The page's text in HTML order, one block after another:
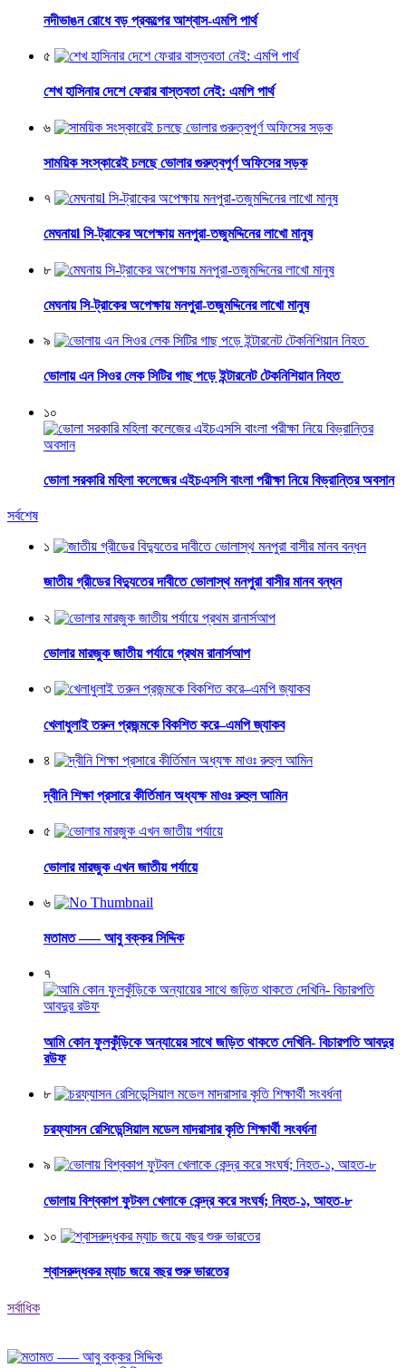
নদীভাঙন রোধে বড় প্রকল্পের আশ্বাস-এমপি পার্থ
৫
শেখ হাসিনার দেশে ফেরার বাস্তবতা নেই: এমপি পার্থ
৬
সাময়িক সংস্কারেই চলছে ভোলার গুরুত্বপূর্ণ অফিসের সড়ক
৭
মেঘনায়l সি-ট্রাকের অপেক্ষায় মনপুরা-তজুমদ্দিনের লাখো মানুষ
৮
মেঘনায় সি-ট্রাকের অপেক্ষায় মনপুরা-তজুমদ্দিনের লাখো মানুষ
৯
ভোলায় এন সিওর লেক সিটির গাছ পড়ে ইন্টারনেট টেকনিশিয়ান নিহত
১০
ভোলা সরকারি মহিলা কলেজের এইচএসসি বাংলা পরীক্ষা নিয়ে বিভ্রান্তির অবসান
সর্বশেষ
১
জাতীয় গ্রীডের বিদ্যুতের দাবীতে ভোলাস্থ মনপুরা বাসীর মানব বন্ধন
২
ভোলার মারজুক জাতীয় পর্যায়ে প্রথম রানার্সআপ
৩
খেলাধুলাই তরুন প্রজন্মকে বিকশিত করে–এমপি জ্যাকব
৪
দ্বীনি শিক্ষা প্রসারে কীর্তিমান অধ্যক্ষ মাওঃ রুহুল আমিন
৫
ভোলার মারজুক এখন জাতীয় পর্যায়ে
৬
মতামত —– আবু বক্কর সিদ্দিক
৭
আমি কোন ফুলকুঁড়িকে অন্যায়ের সাথে জড়িত থাকতে দেখিনি- বিচারপতি আবদুর
রউফ
৮
চরফ্যাসন রেসিডেন্সিয়াল মডেল মাদরাসার কৃতি শিক্ষার্থী সংবর্ধনা
৯
ভোলায় বিশ্বকাপ ফুটবল খেলাকে কেন্দ্র করে সংঘর্ষ; নিহত-১, আহত-৮
১০
শ্বাসরুদ্ধকর ম্যাচ জয়ে বছর শুরু ভারতের
সর্বাধিক